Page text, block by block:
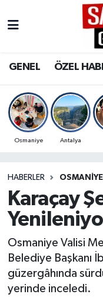
GENEL ÖZEL
Osmaniye Antalya
HABERLER OSMANIYE
Karaçay
Osmaniye Valisi
Belediye Başkanı
güzergâhında
yerinde inceledi.
OSMANİYE
MAGAZİN
SPOR
RESMİ
Osmaniye
Osmaniye
Süper Lig Puan
Son Dakika
Haber Arşivi